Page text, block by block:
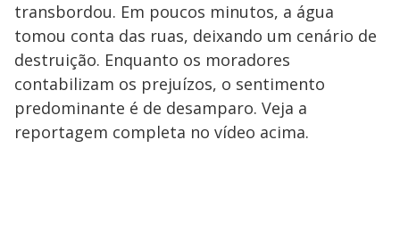
transbordou. Em poucos minutos, a água
tomou conta das ruas, deixando um cenário de
destruição. Enquanto os moradores
contabilizam os prejuízos, o sentimento
predominante é de desamparo. Veja a
reportagem completa no vídeo acima.